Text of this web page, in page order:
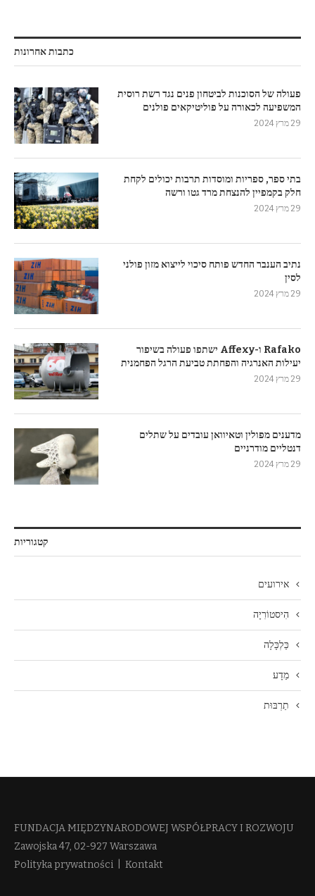
כתבות אחרונות
פעולה של הסוכנות לביטחון פנים נגד רשת רוסית
המשפיעה לכאורה על פוליטיקאים פולנים
29 מרץ 2024
בתי ספר, ספריות ומוסדות תרבות יכולים לקחת
חלק בקמפיין להנצחת מרד גטו ורשה
29 מרץ 2024
נתיב הענבר החדש פותח סיכוי לייצוא מזון פולני
לסין
29 מרץ 2024
Rafako ו-Affexy ישתפו פעולה בשיפור
יעילות האנרגיה והפחתת טביעת הרגל הפחמנית
29 מרץ 2024
מדענים מפולין וטאיוואן עובדים על שתלים
דנטליים מודרניים
29 מרץ 2024
קטגוריות
אירועים
הִיסטוֹרִיָה
כַּלְכָּלָה
מַדָע
תַרְבּוּת
FUNDACJA MIĘDZYNARODOWEJ WSPÓŁPRACY I ROZWOJU​
Zawojska 47, 02-927 Warszawa
Polityka prywatności
Kontakt